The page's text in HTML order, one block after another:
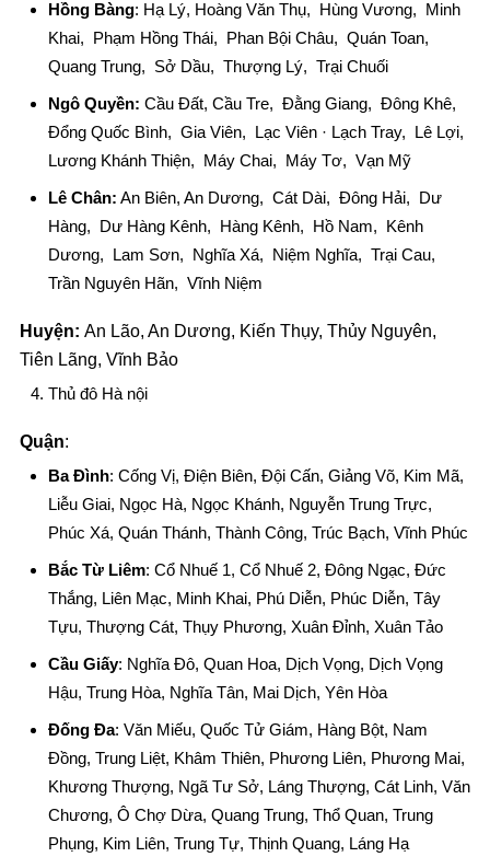
Hồng Bàng: Hạ Lý, Hoàng Văn Thụ, Hùng Vương, Minh
Khai, Phạm Hồng Thái, Phan Bội Châu, Quán Toan,
Quang Trung, Sở Dầu, Thượng Lý, Trại Chuối
Ngô Quyền: Cầu Đất, Cầu Tre, Đằng Giang, Đông Khê,
Đổng Quốc Bình, Gia Viên, Lạc Viên · Lạch Tray, Lê Lợi,
Lương Khánh Thiện, Máy Chai, Máy Tơ, Vạn Mỹ
Lê Chân: An Biên, An Dương, Cát Dài, Đông Hải, Dư
Hàng, Dư Hàng Kênh, Hàng Kênh, Hồ Nam, Kênh
Dương, Lam Sơn, Nghĩa Xá, Niệm Nghĩa, Trại Cau,
Trần Nguyên Hãn, Vĩnh Niệm
Huyện: An Lão, An Dương, Kiến Thụy, Thủy Nguyên,
Tiên Lãng, Vĩnh Bảo
Thủ đô Hà nội
Quận:
Ba Đình: Cống Vị, Điện Biên, Đội Cấn, Giảng Võ, Kim Mã,
Liễu Giai, Ngọc Hà, Ngọc Khánh, Nguyễn Trung Trực,
Phúc Xá, Quán Thánh, Thành Công, Trúc Bạch, Vĩnh Phúc
Bắc Từ Liêm: Cổ Nhuế 1, Cổ Nhuế 2, Đông Ngạc, Đức
Thắng, Liên Mạc, Minh Khai, Phú Diễn, Phúc Diễn, Tây
Tựu, Thượng Cát, Thụy Phương, Xuân Đỉnh, Xuân Tảo
Cầu Giấy: Nghĩa Đô, Quan Hoa, Dịch Vọng, Dịch Vọng
Hậu, Trung Hòa, Nghĩa Tân, Mai Dịch, Yên Hòa
Đống Đa: Văn Miếu, Quốc Tử Giám, Hàng Bột, Nam
Đồng, Trung Liệt, Khâm Thiên, Phương Liên, Phương Mai,
Khương Thượng, Ngã Tư Sở, Láng Thượng, Cát Linh, Văn
Chương, Ô Chợ Dừa, Quang Trung, Thổ Quan, Trung
Phụng, Kim Liên, Trung Tự, Thịnh Quang, Láng Hạ